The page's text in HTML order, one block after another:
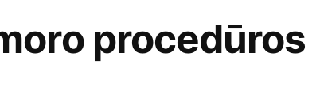
procedūros